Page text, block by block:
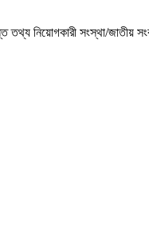
নিয়োগকারী সংস্থা/জাতীয়